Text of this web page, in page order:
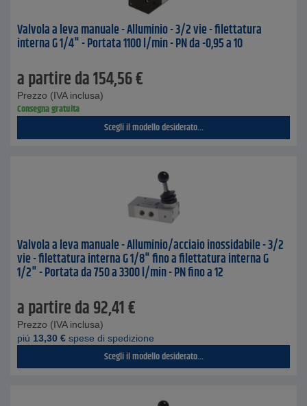
Valvola a leva manuale - Alluminio - 3/2 vie - filettatura
interna G 1/4" - Portata 1100 l/min - PN da -0,95 a 10
a partire da154,56€
Prezzo (IVA inclusa)
Consegna gratuita
Scegli il modello desiderato...
Valvola a leva manuale - Alluminio/acciaio inossidabile - 3/2
vie - filettatura interna G 1/8" fino a filettatura interna G
1/2" - Portata da 750 a 3300 l/min - PN fino a 12
a partire da92,41€
Prezzo (IVA inclusa)
piú 13,30 € spese di spedizione
Scegli il modello desiderato...